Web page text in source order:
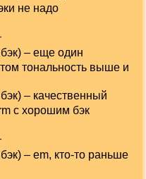
не надо
– еще один
тональность выше и
– качественный
с хорошим бэк
– еm, кто-то раньше